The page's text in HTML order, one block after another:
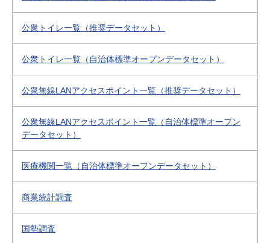
公衆トイレ一覧（推奨データセット）
公衆トイレ一覧（自治体標準オープンデータセット）
公衆無線LANアクセスポイント一覧（推奨データセット）
公衆無線LANアクセスポイント一覧（自治体標準オープン
データセット）
医療機関一覧（自治体標準オープンデータセット）
商業統計調査
国勢調査